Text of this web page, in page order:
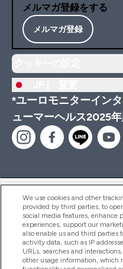
メルマガ登録をする
メルマガ登録
*ユーロモニターイン
ューマーヘルス2025
ヘルプ＆ガイド
商品について
We use cookies and other
provided by third parties, to
social media features, enhance
experiences, support our
also enable us and third parties
activity data, such as IP
URLs, searches and
other usage information, which